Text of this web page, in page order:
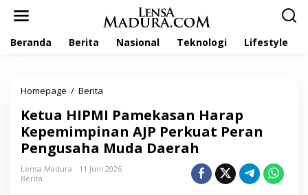
Beranda Berita Nasional Teknologi Lifestyle
Homepage / Berita
u
a
H
Ketua HIPMI Pamekasan Harap
Kepemimpinan AJP Perkuat Peran
Pengusaha Muda Daerah
Lensa Madura
11 Juni 2026
Berita